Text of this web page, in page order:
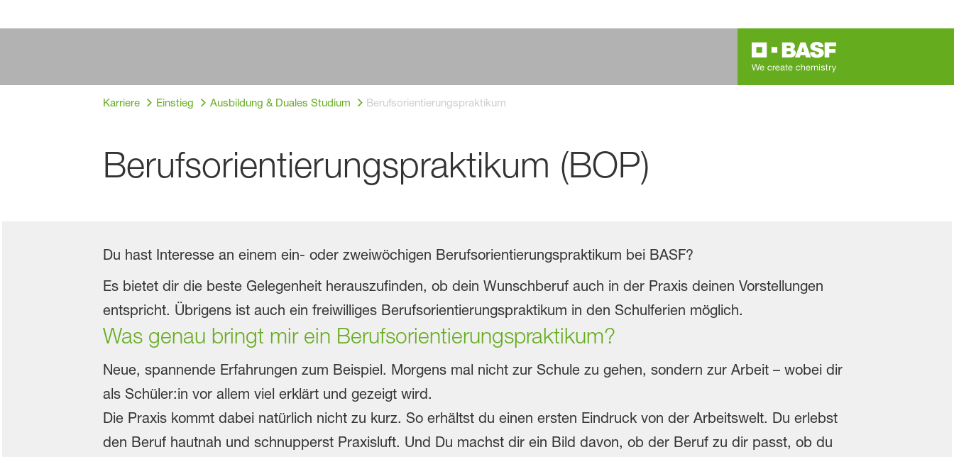
Karriere Einstieg Ausbildung & Duales Studium Berufsorientierungspraktikum
Berufsorientierungspraktikum (BOP)
Du hast Interesse an einem ein- oder zweiwöchigen Berufsorientierungspraktikum bei BASF?
Es bietet dir die beste Gelegenheit herauszufinden, ob dein Wunschberuf auch in der Praxis deinen Vorstellungen
entspricht. Übrigens ist auch ein freiwilliges Berufsorientierungspraktikum in den Schulferien möglich.
Was genau bringt mir ein Berufsorientierungspraktikum?
Neue, spannende Erfahrungen zum Beispiel. Morgens mal nicht zur Schule zu gehen, sondern zur Arbeit – wobei dir
als Schüler:in vor allem viel erklärt und gezeigt wird.
Die Praxis kommt dabei natürlich nicht zu kurz. So erhältst du einen ersten Eindruck von der Arbeitswelt. Du erlebst
den Beruf hautnah und schnupperst Praxisluft. Und Du machst dir ein Bild davon, ob der Beruf zu dir passt, ob du